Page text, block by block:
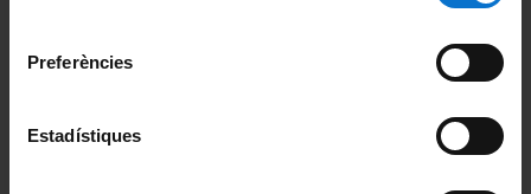
Preferències
Estadístiques
Català|Español